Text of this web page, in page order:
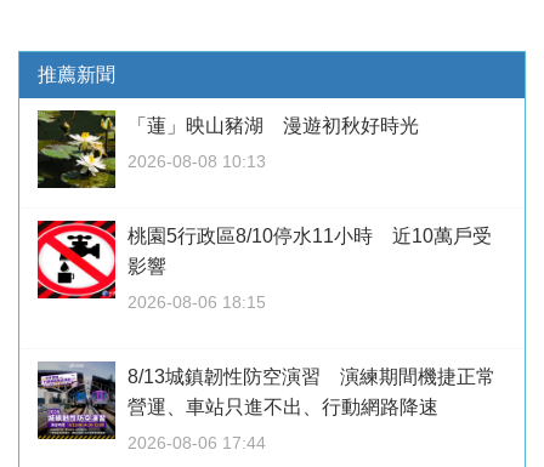
推薦新聞
「蓮」映山豬湖 漫遊初秋好時光
2026-08-08 10:13
桃園5行政區8/10停水11小時 近10萬戶受
影響
2026-08-06 18:15
8/13城鎮韌性防空演習 演練期間機捷正常
營運、車站只進不出、行動網路降速
2026-08-06 17:44